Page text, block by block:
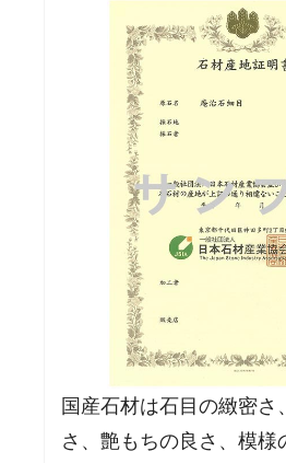
国産石材は石目の緻密さ
さ、艶もちの良さ、模様